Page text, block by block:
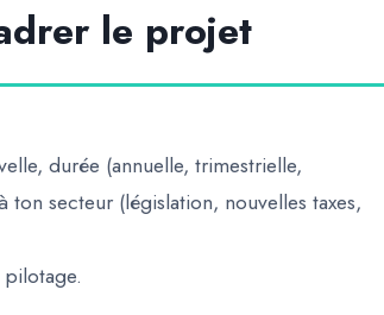
le projet
durée (annuelle, trimestrielle,
secteur (législation, nouvelles taxes,